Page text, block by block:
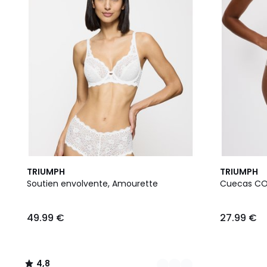
TRIUMPH
Soutien envolvente, Amourette
49.99 €
4,8
/ 5
5
Cores
4,8
TRIUMPH
Cuecas
27.99 €
2
Cores